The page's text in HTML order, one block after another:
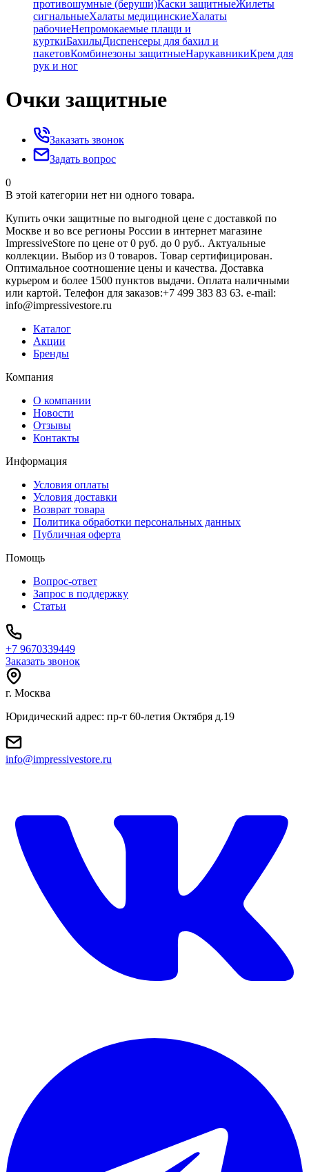
противошумные (беруши)Каски защитныеЖилеты
сигнальныеХалаты медицинскиеХалаты
рабочиеНепромокаемые плащи и
курткиБахилыДиспенсеры для бахил и
пакетовКомбинезоны защитныеНарукавникиКрем для
рук и ног
Очки защитные
Заказать звонок
Задать вопрос
0
В этой категории нет ни одного товара.
Купить очки защитные по выгодной цене с доставкой по
Москве и во все регионы России в интернет магазине
ImpressiveStore по цене от 0 руб. до 0 руб.. Актуальные
коллекции. Выбор из 0 товаров. Товар сертифицирован.
Оптимальное соотношение цены и качества. Доставка
курьером и более 1500 пунктов выдачи. Оплата наличными
или картой. Телефон для заказов:+7 499 383 83 63. e-mail:
info@impressivestore.ru
Каталог
Акции
Бренды
Компания
О компании
Новости
Отзывы
Контакты
Информация
Условия оплаты
Условия доставки
Возврат товара
Политика обработки персональных данных
Публичная оферта
Помощь
Вопрос-ответ
Запрос в поддержку
Статьи
+7 9670339449
Заказать звонок
г. Москва
Юридический адрес: пр-т 60-летия Октября д.19
info@impressivestore.ru